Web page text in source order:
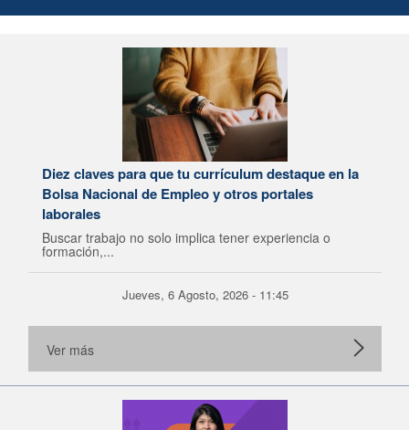
Diez claves para que tu currículum destaque en la
Bolsa Nacional de Empleo y otros portales
laborales
Buscar trabajo no solo implica tener experiencia o
formación,...
Jueves, 6 Agosto, 2026 - 11:45
Ver más